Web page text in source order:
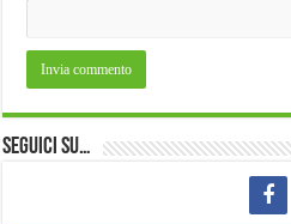
Seguici su…